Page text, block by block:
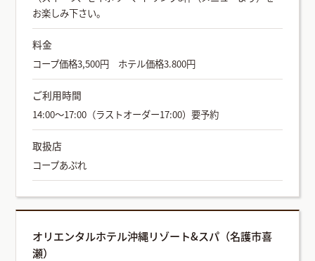
お楽しみ下さい。
料金
コープ価格3,500円 ホテル価格3.800円
ご利用時間
14:00～17:00（ラストオーダー17:00）要予約
取扱店
コープあぷれ
オリエンタルホテル沖縄リゾート&スパ（名護市喜
瀬）